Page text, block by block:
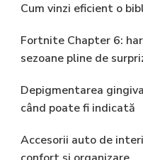
Cum vinzi eficient o
Fortnite Chapter 6:
sezoane pline de
Depigmentarea
când poate fi indicată
Accesorii auto de